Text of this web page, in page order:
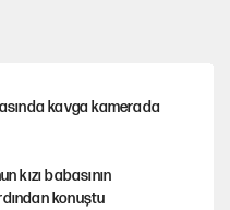
kavga kamerada
kızı babasının
konuştu